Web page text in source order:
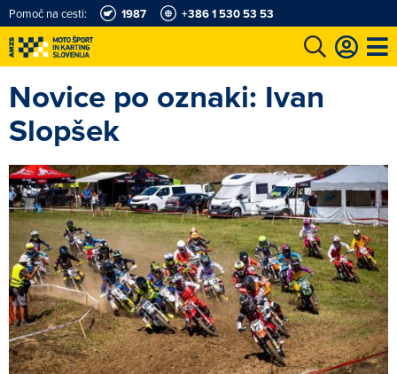
Pomoč na cesti: 1987 +386 1 530 53 53
Karting in motošportni center Najboljši za volanom
Novice po oznaki: Ivan
Slopšek